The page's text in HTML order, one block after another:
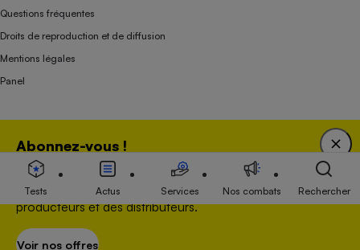
Abonnez-vous !
Bénéficiez d'une expertise unique tout en soutenant
une association 100 % indépendante de l'Etat, des
producteurs et des distributeurs.
Voir nos offres
Questions fréquentes
Droits de reproduction et de diffusion
Mentions légales
Panel
Association indépendante de l’État, des syndicats, des producteurs et des
distributeurs depuis 1951.
Tests Actus Services Nos combats Rechercher